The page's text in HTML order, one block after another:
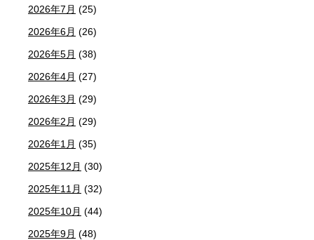
2026年7月 (25)
2026年6月 (26)
2026年5月 (38)
2026年4月 (27)
2026年3月 (29)
2026年2月 (29)
2026年1月 (35)
2025年12月 (30)
2025年11月 (32)
2025年10月 (44)
2025年9月 (48)